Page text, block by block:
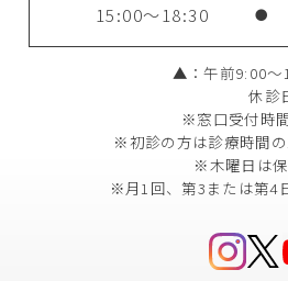
15:00～18:30 ●
▲：午前9:00～
休診
※窓口受付時
※初診の方は診療時間
※木曜日は
※月1回、第3または第4